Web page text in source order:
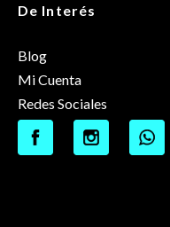
De Interés
Blog
Mi Cuenta
Redes Sociales